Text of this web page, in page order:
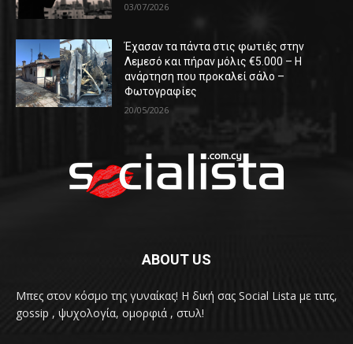
03/07/2026
Έχασαν τα πάντα στις φωτιές στην
Λεμεσό και πήραν μόλις €5.000 – Η
ανάρτηση που προκαλεί σάλο –
Φωτογραφίες
20/05/2026
ABOUT US
Μπες στον κόσμο της γυναίκας! H δική σας Social Lista με τιπς,
gossip , ψυχολογία, ομορφιά , στυλ!